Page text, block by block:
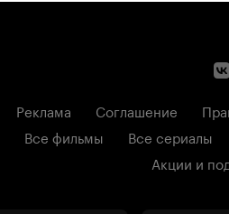
Реклама Соглашение
Все фильмы
Все сериалы
Акции и